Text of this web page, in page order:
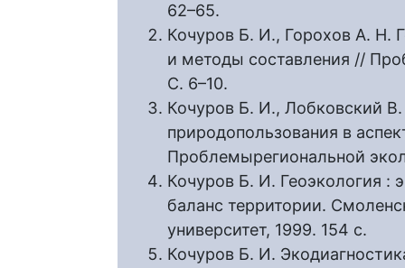
62–65.
Кочуров Б. И., Горохов А. Н.
и методы составления //
С. 6–10.
Кочуров Б. И., Лобковский
природопользования в
Проблемырегиональной
Кочуров Б. И. Геоэкология :
баланс территории.
университет, 1999. 154 с.
Кочуров Б. И.